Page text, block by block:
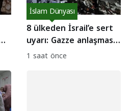
8 ülkeden İsrail’e sert
uyarı: Gazze anlaşması
sabote ediliyor!
İslam Dünyası
1 saat önce